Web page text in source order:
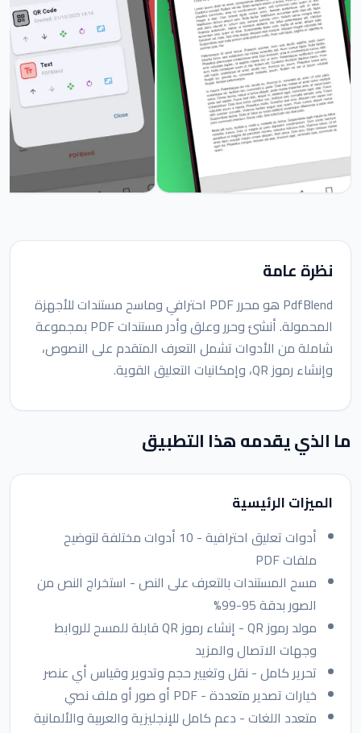
نظرة عامة
PdfBlend هو محرر PDF احترافي وماسح مستندات للأجهزة
المحمولة. أنشئ وحرر وعلق وأدر مستندات PDF بمجموعة
شاملة من الأدوات تشمل التعرف المتقدم على النصوص،
وإنشاء رموز QR، وإمكانيات التعليق القوية.
ما الذي يقدمه هذا التطبيق
الميزات الرئيسية
أدوات تعليق احترافية - 10 أدوات مختلفة لتوضيح
ملفات PDF
مسح المستندات بالتعرف على النص - استخراج النص من
الصور بدقة 95-99%
مولد رموز QR - إنشاء رموز QR قابلة للمسح للروابط
وجهات الاتصال والمزيد
تحرير كامل - نقل وتغيير حجم وتدوير وقياس أي عنصر
خيارات تصدير متعددة - PDF أو صور أو ملف نصي
متعدد اللغات - دعم كامل للإنجليزية والعربية والألمانية